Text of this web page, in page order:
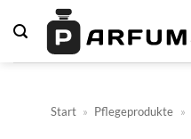
Inhalt
springen
Start » Pflegeprodukte »